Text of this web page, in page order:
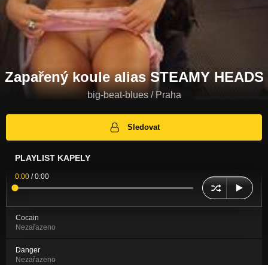
Zapařený koule alias STEAMY HEADS
big-beat-blues / Praha
Sledovat
PLAYLIST KAPELY
0:00 /0:00
Cocain
Nezařazeno
Danger
Nezařazeno